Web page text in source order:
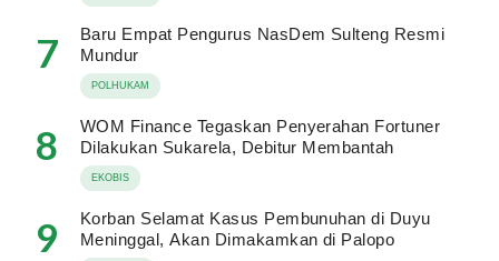
7
Baru Empat Pengurus NasDem Sulteng Resmi
Mundur
POLHUKAM
8
WOM Finance Tegaskan Penyerahan Fortuner
Dilakukan Sukarela, Debitur Membantah
EKOBIS
9
Korban Selamat Kasus Pembunuhan di Duyu
Meninggal, Akan Dimakamkan di Palopo